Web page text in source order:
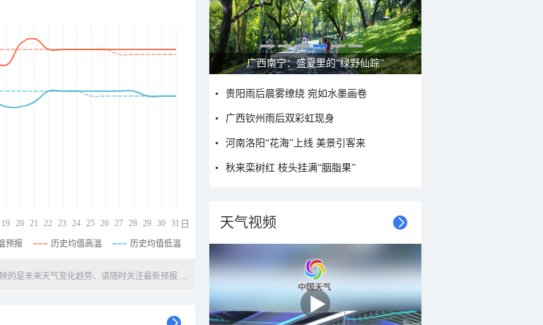
19 20 21 22 23 24 25 26 27 28 29 30 31 日
预报 历史均值高温 历史均值低温
的是未来天气变化趋势、请随时关注最新预报.....
广西南宁：盛夏里的“绿野仙踪”
贵阳雨后晨雾缭绕 宛如水墨画卷
广西钦州雨后双彩虹现身
河南洛阳“花海”上线 美景引客来
秋来栾树红 枝头挂满“胭脂果”
天气视频